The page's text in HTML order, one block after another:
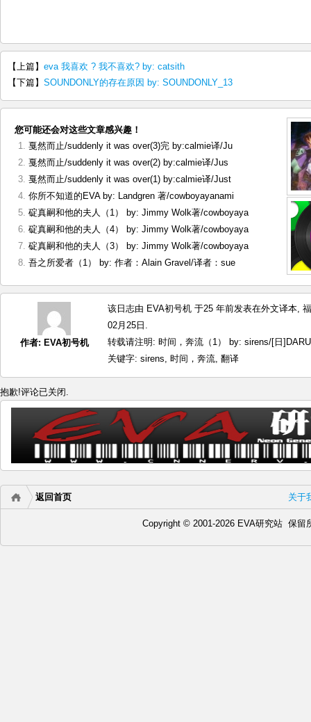
【上篇】 eva 我喜欢 ? 我不喜欢? by: catsith
【下篇】 SOUNDONLY的存在原因 by: SOUNDONLY_13
您可能还会对这些文章感兴趣！
戛然而止/suddenly it was over(3)完 by:calmie译/Ju
戛然而止/suddenly it was over(2) by:calmie译/Jus
戛然而止/suddenly it was over(1) by:calmie译/Just
你所不知道的EVA by: Landgren 著/cowboyayanami
碇真嗣和他的夫人（1） by: Jimmy Wolk著/cowboyaya
碇真嗣和他的夫人（4） by: Jimmy Wolk著/cowboyaya
碇真嗣和他的夫人（3） by: Jimmy Wolk著/cowboyaya
吾之所爱者（1） by: 作者：Alain Gravel/译者：sue
作者: EVA初号机
该日志由 EVA初号机 于25 年前发表在外文译本,
02月25日.
转载请注明: 时间，奔流（1） by: sirens/[日
关键字: sirens, 时间，奔流, 翻译
抱歉!评论已关闭.
关于
返回首页
Copyright © 2001-2026 EVA研究站 保